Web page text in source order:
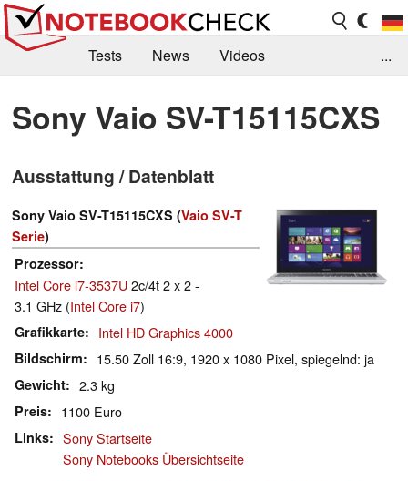
Tests News
Videos
Kaufberatung
Deals Suche
Jobs
Forum
...
Sony Vaio SV-T15115CXS
Ausstattung / Datenblatt
Sony Vaio SV-T15115CXS (Vaio SV-T
Serie)
Prozessor
Intel Core i7-3537U2c/4t 2 x 2 -
3.1 GHz (Intel Core i7)
Grafikkarte Intel HD Graphics 4000
Bildschirm 15.50 Zoll 16:9, 1920 x 1080 Pixel, spiegelnd: ja
Gewicht 2.3 kg
Preis 1100 Euro
Links
Sony Startseite
Sony Notebooks Übersichtseite